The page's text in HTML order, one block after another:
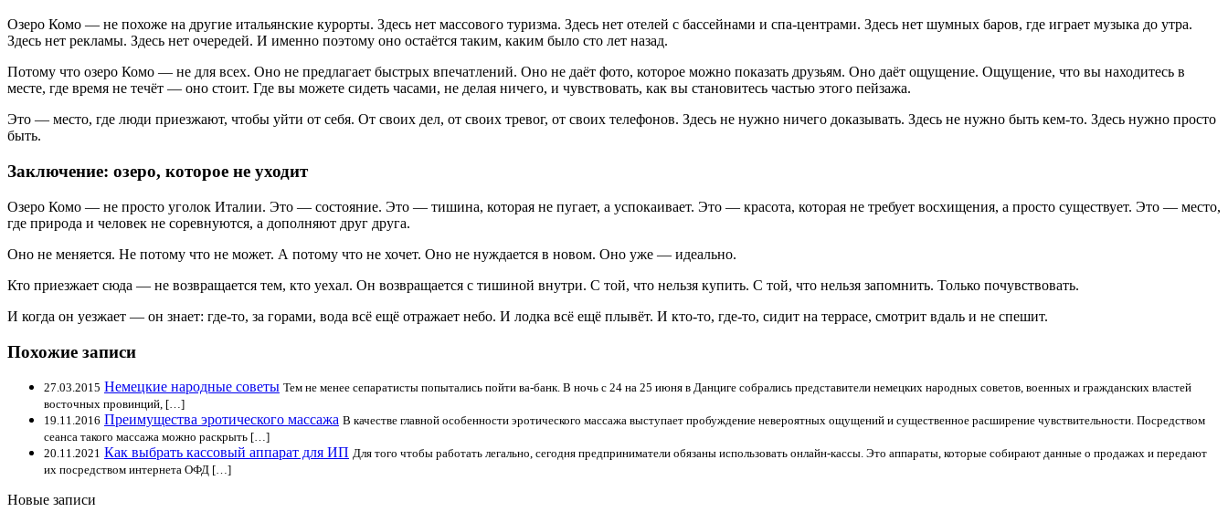
Озеро Комо — не похоже на другие итальянские курорты. Здесь нет массового туризма. Здесь нет отелей с бассейнами и спа-центрами. Здесь нет шумных баров, где играет музыка до утра.
Здесь нет рекламы. Здесь нет очередей. И именно поэтому оно остаётся таким, каким было сто лет назад.
Потому что озеро Комо — не для всех. Оно не предлагает быстрых впечатлений. Оно не даёт фото, которое можно показать друзьям. Оно даёт ощущение. Ощущение, что вы находитесь в
месте, где время не течёт — оно стоит. Где вы можете сидеть часами, не делая ничего, и чувствовать, как вы становитесь частью этого пейзажа.
Это — место, где люди приезжают, чтобы уйти от себя. От своих дел, от своих тревог, от своих телефонов. Здесь не нужно ничего доказывать. Здесь не нужно быть кем-то. Здесь нужно просто
быть.
Заключение: озеро, которое не уходит
Озеро Комо — не просто уголок Италии. Это — состояние. Это — тишина, которая не пугает, а успокаивает. Это — красота, которая не требует восхищения, а просто существует. Это — место,
где природа и человек не соревнуются, а дополняют друг друга.
Оно не меняется. Не потому что не может. А потому что не хочет. Оно не нуждается в новом. Оно уже — идеально.
Кто приезжает сюда — не возвращается тем, кто уехал. Он возвращается с тишиной внутри. С той, что нельзя купить. С той, что нельзя запомнить. Только почувствовать.
И когда он уезжает — он знает: где-то, за горами, вода всё ещё отражает небо. И лодка всё ещё плывёт. И кто-то, где-то, сидит на террасе, смотрит вдаль и не спешит.
Похожие записи
27.03.2015 Немецкие народные советы Тем не менее сепаратисты попытались пойти ва-банк. В ночь с 24 на 25 июня в Данциге собрались представители немецких народных советов, военных и гражданских властей
восточных провинций, […]
19.11.2016 Преимущества эротического массажа В качестве главной особенности эротического массажа выступает пробуждение невероятных ощущений и существенное расширение чувствительности. Посредством
сеанса такого массажа можно раскрыть […]
20.11.2021 Как выбрать кассовый аппарат для ИП Для того чтобы работать легально, сегодня предприниматели обязаны использовать онлайн-кассы. Это аппараты, которые собирают данные о продажах и передают
их посредством интернета ОФД […]
Новые записи